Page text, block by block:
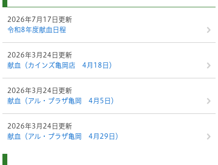
2026年7月17日更新
令和8年度献血日程
2026年3月24日更新
献血（カインズ亀岡店 4月18日）
2026年3月24日更新
献血（アル・プラザ亀岡 4月5日）
2026年3月24日更新
献血（アル・プラザ亀岡 4月29日）